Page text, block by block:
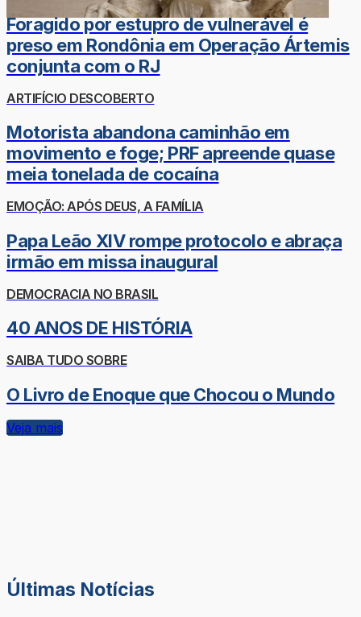
Foragido por estupro de vulnerável é
preso em Rondônia em Operação Ártemis
conjunta com o RJ
ARTIFÍCIO DESCOBERTO
Motorista abandona caminhão em
movimento e foge; PRF apreende quase
meia tonelada de cocaína
EMOÇÃO: APÓS DEUS, A FAMÍLIA
Papa Leão XIV rompe protocolo e abraça
irmão em missa inaugural
DEMOCRACIA NO BRASIL
40 ANOS DE HISTÓRIA
SAIBA TUDO SOBRE
O Livro de Enoque que Chocou o Mundo
Veja mais
Últimas Notícias